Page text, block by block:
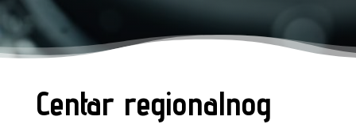
Centar regionalnog